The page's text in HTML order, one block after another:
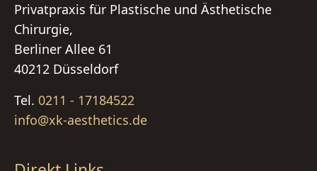
Privatpraxis für Plastische und Ästhetische
Chirurgie,
Berliner Allee 61
40212 Düsseldorf
Tel. 0211 - 17184522
info@xk-aesthetics.de